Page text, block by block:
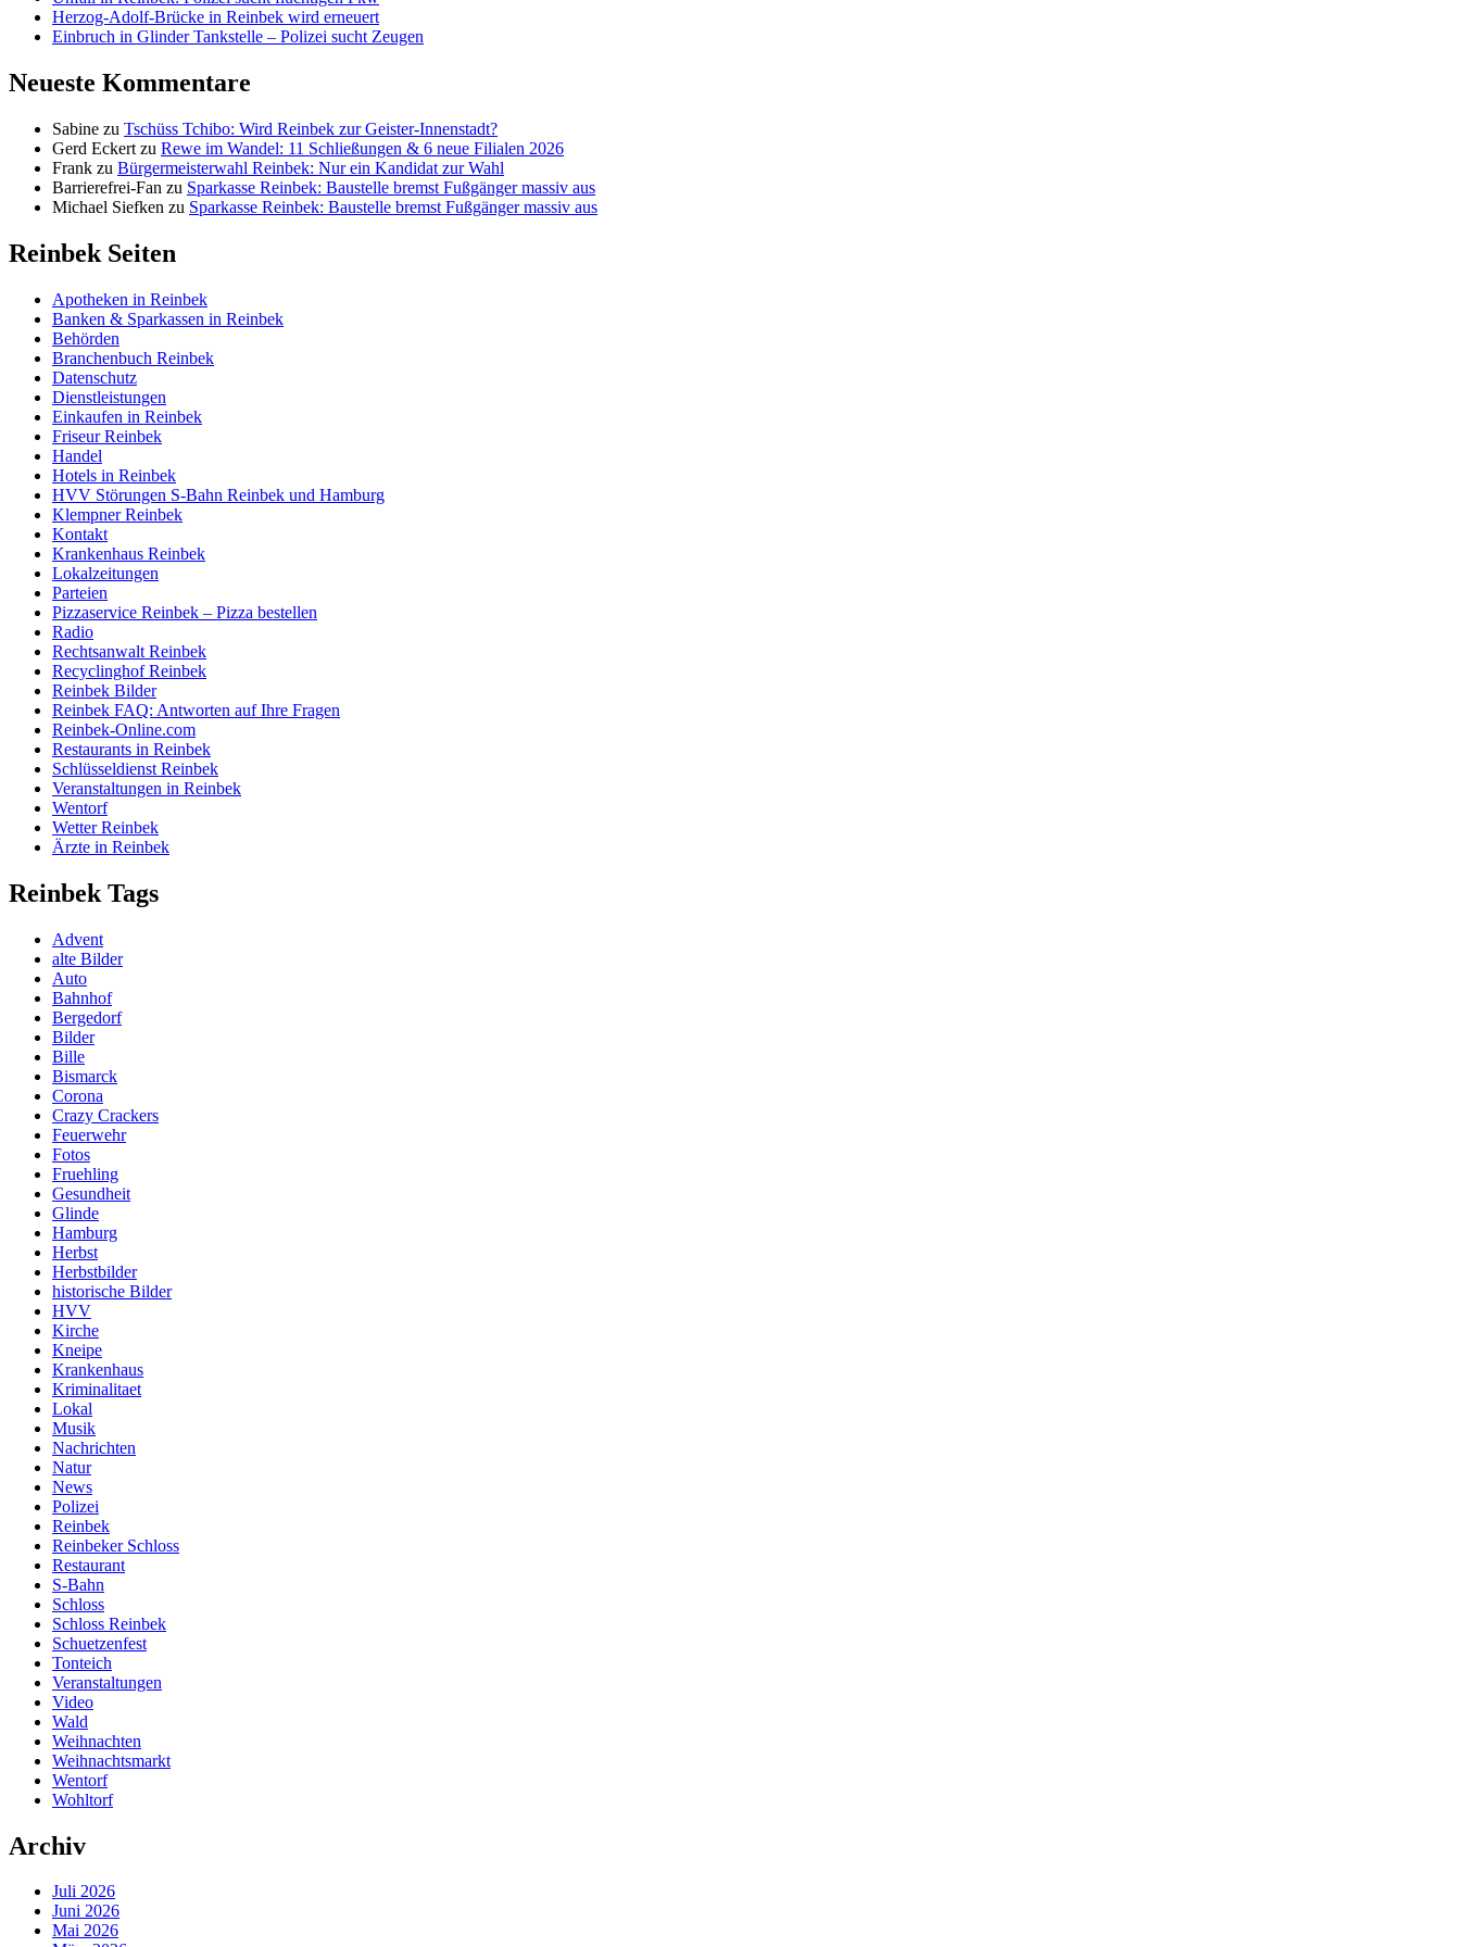
Herzog-Adolf-Brücke in Reinbek wird erneuert
Einbruch in Glinder Tankstelle – Polizei sucht Zeugen
Neueste Kommentare
Sabine zu Tschüss Tchibo: Wird Reinbek zur Geister-Innenstadt?
Gerd Eckert zu Rewe im Wandel: 11 Schließungen & 6 neue Filialen 2026
Frank zu Bürgermeisterwahl Reinbek: Nur ein Kandidat zur Wahl
Barrierefrei-Fan zu Sparkasse Reinbek: Baustelle bremst Fußgänger massiv aus
Michael Siefken zu Sparkasse Reinbek: Baustelle bremst Fußgänger massiv aus
Reinbek Seiten
Apotheken in Reinbek
Banken & Sparkassen in Reinbek
Behörden
Branchenbuch Reinbek
Datenschutz
Dienstleistungen
Einkaufen in Reinbek
Friseur Reinbek
Handel
Hotels in Reinbek
HVV Störungen S-Bahn Reinbek und Hamburg
Klempner Reinbek
Kontakt
Krankenhaus Reinbek
Lokalzeitungen
Parteien
Pizzaservice Reinbek – Pizza bestellen
Radio
Rechtsanwalt Reinbek
Recyclinghof Reinbek
Reinbek Bilder
Reinbek FAQ: Antworten auf Ihre Fragen
Reinbek-Online.com
Restaurants in Reinbek
Schlüsseldienst Reinbek
Veranstaltungen in Reinbek
Wentorf
Wetter Reinbek
Ärzte in Reinbek
Reinbek Tags
Advent
alte Bilder
Auto
Bahnhof
Bergedorf
Bilder
Bille
Bismarck
Corona
Crazy Crackers
Feuerwehr
Fotos
Fruehling
Gesundheit
Glinde
Hamburg
Herbst
Herbstbilder
historische Bilder
HVV
Kirche
Kneipe
Krankenhaus
Kriminalitaet
Lokal
Musik
Nachrichten
Natur
News
Polizei
Reinbek
Reinbeker Schloss
Restaurant
S-Bahn
Schloss
Schloss Reinbek
Schuetzenfest
Tonteich
Veranstaltungen
Video
Wald
Weihnachten
Weihnachtsmarkt
Wentorf
Wohltorf
Archiv
Juli 2026
Juni 2026
Mai 2026